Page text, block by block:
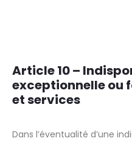
Article 10 –
exceptionnelle ou
et services
Dans l’éventualité d’une